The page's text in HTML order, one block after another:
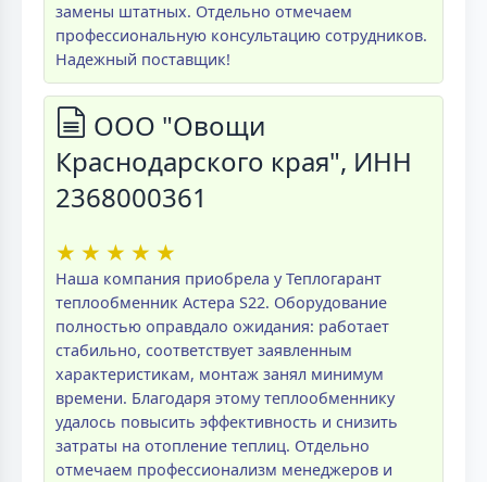
замены штатных. Отдельно отмечаем
профессиональную консультацию сотрудников.
Надежный поставщик!
ООО "Овощи
Краснодарского края", ИНН
2368000361
★ ★ ★ ★ ★
Наша компания приобрела у Теплогарант
теплообменник Астера S22. Оборудование
полностью оправдало ожидания: работает
стабильно, соответствует заявленным
характеристикам, монтаж занял минимум
времени. Благодаря этому теплообменнику
удалось повысить эффективность и снизить
затраты на отопление теплиц. Отдельно
отмечаем профессионализм менеджеров и